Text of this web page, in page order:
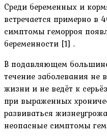
Среди беременных и
встречается примерно в
симптомы геморроя
беременности [1] .
В подавляющем
течение заболевания не
жизни и не ведёт к
при выраженных
развиваться
неопасные симптомы